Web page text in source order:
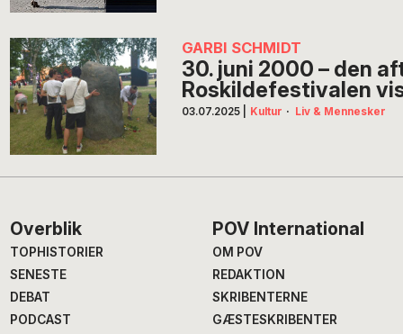
GARBI SCHMIDT
30. juni 2000 – den
Roskildefestivalen
03.07.2025 Kultur · Liv & Mennesker
Footer
Overblik
TOPHISTORIER
SENESTE
DEBAT
PODCAST
POV International
OM POV
REDAKTION
SKRIBENTERNE
GÆSTESKRIBENTER